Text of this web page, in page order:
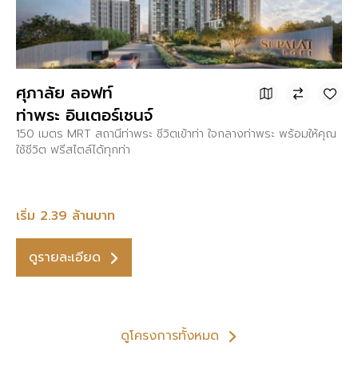
ศุภาลัย ลอฟท์
ท่าพระ อินเตอร์เชนจ์
150 เมตร MRT สถานีท่าพระ ชีวิตเข้าท่า ใจกลางท่าพระ พร้อมให้คุณ
ใช้ชีวิต ฟรีสไตล์ได้ทุกท่า
เริ่ม 2.39 ล้านบาท
ดูรายละเอียด
ดูโครงการทั้งหมด